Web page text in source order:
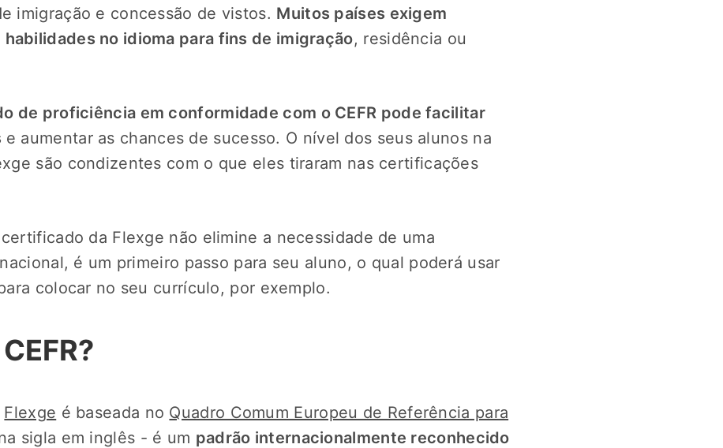
imigração e concessão de vistos. Muitos países exigem
no idioma para fins de imigração, residência ou
de proficiência em conformidade com o CEFR pode facilitar
e aumentar as chances de sucesso. O nível dos seus alunos na
são condizentes com o que eles tiraram nas certificações
da Flexge não elimine a necessidade de uma
é um primeiro passo para seu aluno, o qual poderá usar
colocar no seu currículo, por exemplo.
Flexge é baseada no Quadro Comum Europeu de Referência para
sigla em inglês - é um padrão internacionalmente reconhecido